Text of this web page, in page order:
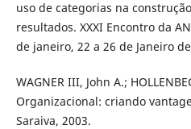
uso de categorias na
resultados. XXXI Encontro da
de janeiro, 22 a 26 de Janeiro
WAGNER III, John A.;
Organizacional: criando
Saraiva, 2003.